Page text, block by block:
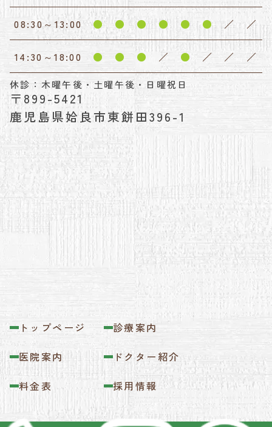
08:30～13:00 ● ● ● ● ● ● ／ ／
14:30～18:00 ● ● ● ／ ● ／ ／ ／
休診：木曜午後・土曜午後・日曜祝日
〒899-5421
鹿児島県姶良市東餅田396-1
トップページ
診療案内
医院案内
ドクター紹介
料金表
採用情報